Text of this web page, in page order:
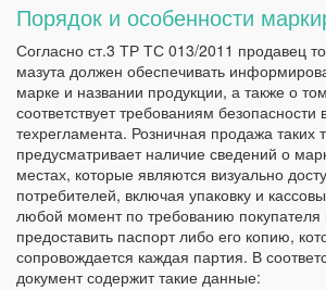
Порядок и особенности
Согласно ст.3 ТР ТС 013/2011 продавец
мазута должен обеспечивать
марке и названии продукции, а также о
соответствует требованиям безопасности
техрегламента. Розничная продажа таких
предусматривает наличие сведений о
местах, которые являются визуально
потребителей, включая упаковку и
любой момент по требованию
предоставить паспорт либо его копию,
сопровождается каждая партия. В
документ содержит такие данные: